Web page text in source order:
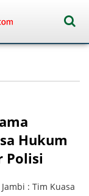
Hukum
Polisi